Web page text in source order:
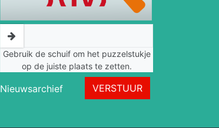
Gebruik de schuif om het puzzelstukje
op de juiste plaats te zetten.
Nieuwsarchief VERSTUUR